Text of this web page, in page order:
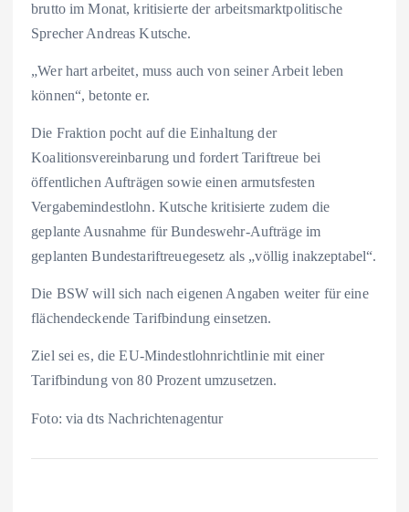
brutto im Monat, kritisierte der arbeitsmarktpolitische
Sprecher Andreas Kutsche.
„Wer hart arbeitet, muss auch von seiner Arbeit leben
können“, betonte er.
Die Fraktion pocht auf die Einhaltung der
Koalitionsvereinbarung und fordert Tariftreue bei
öffentlichen Aufträgen sowie einen armutsfesten
Vergabemindestlohn. Kutsche kritisierte zudem die
geplante Ausnahme für Bundeswehr-Aufträge im
geplanten Bundestariftreuegesetz als „völlig inakzeptabel“.
Die BSW will sich nach eigenen Angaben weiter für eine
flächendeckende Tarifbindung einsetzen.
Ziel sei es, die EU-Mindestlohnrichtlinie mit einer
Tarifbindung von 80 Prozent umzusetzen.
Foto: via dts Nachrichtenagentur